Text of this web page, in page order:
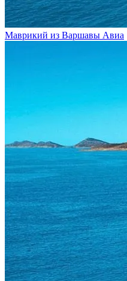
Маврикий из Варшавы Авиа